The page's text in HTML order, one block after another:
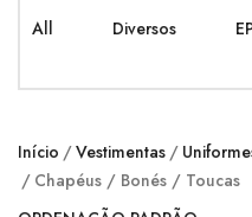
All Diversos
Início Vestimentas
Chapéus / Bonés / Toucas